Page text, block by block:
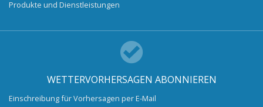
Produkte und Dienstleistungen
WETTERVORHERSAGEN ABONNIEREN
Einschreibung für Vorhersagen per E-Mail